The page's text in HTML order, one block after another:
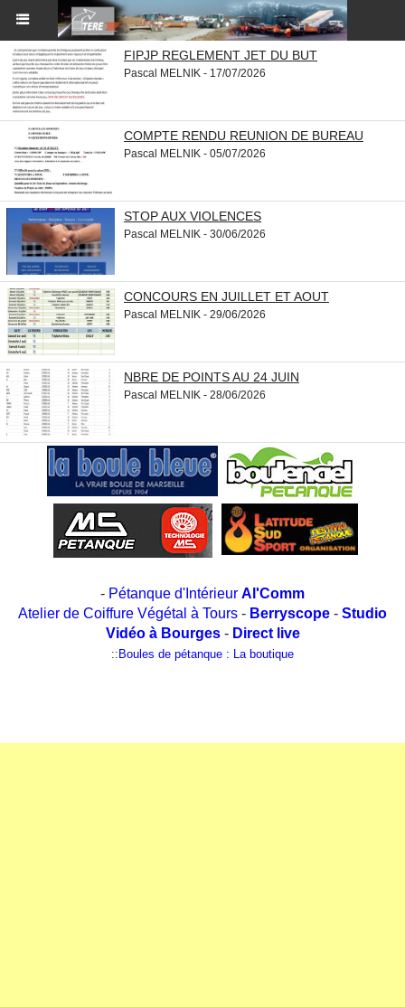
FIPJP REGLEMENT JET DU BUT
Pascal MELNIK - 17/07/2026
COMPTE RENDU REUNION DE BUREAU
Pascal MELNIK - 05/07/2026
STOP AUX VIOLENCES
Pascal MELNIK - 30/06/2026
CONCOURS EN JUILLET ET AOUT
Pascal MELNIK - 29/06/2026
NBRE DE POINTS AU 24 JUIN
Pascal MELNIK - 28/06/2026
- Pétanque d'Intérieur Al'Comm
Atelier de Coiffure Végétal à Tours - Berryscope - Studio
Vidéo à Bourges- Direct live
:: Boules de pétanque : La boutique